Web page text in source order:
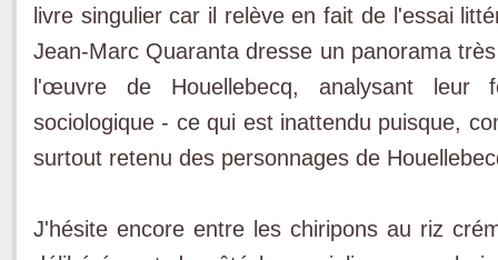
livre singulier car il relève en fait de l'essai
Jean-Marc Quaranta dresse un panorama
l'œuvre de Houellebecq, analysant leur
sociologique - ce qui est inattendu puisque,
surtout retenu des personnages de
J'hésite encore entre les chiripons au riz